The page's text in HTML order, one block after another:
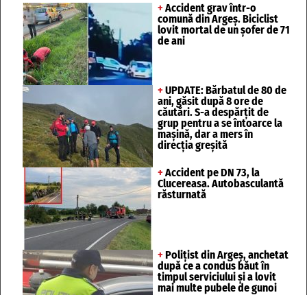
+ Accident grav într-o
comună din Argeș. Biciclist
lovit mortal de un șofer de 71
de ani
+ UPDATE: Bărbatul de 80 de
ani, găsit după 8 ore de
căutări. S-a despărțit de
grup pentru a se întoarce la
mașină, dar a mers în
direcția greșită
+ Accident pe DN 73, la
Clucereasa. Autobasculantă
răsturnată
+ Polițist din Argeș, anchetat
după ce a condus băut în
timpul serviciului și a lovit
mai multe pubele de gunoi